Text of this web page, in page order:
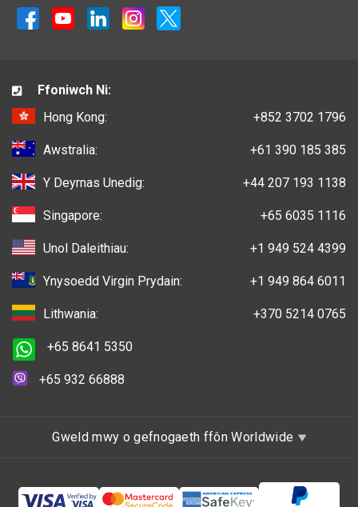
Ffoniwch Ni:
Hong Kong:
+852 3702 1796
Awstralia: +61 390 185 385
Y Deyrnas Unedig: +44 207 193 1138
Singapore: +65 6035 1116
Unol Daleithiau: +1 949 524 4399
Ynysoedd Virgin Prydain: +1 949 864 6011
Lithwania: +370 5214 0765
+65 8641 5350
+65 932 66888
Gweld mwy o gefnogaeth ffôn Worldwide